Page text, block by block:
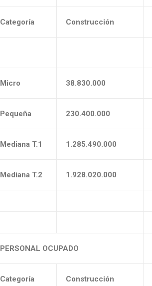
Categoría Construcción
Micro 38.830.000
Pequeña 230.400.000
Mediana T.1 1.285.490.000
Mediana T.2 1.928.020.000
PERSONAL OCUPADO
Categoría Construcción